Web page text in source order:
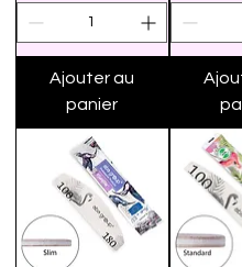
Ajouter au
panier